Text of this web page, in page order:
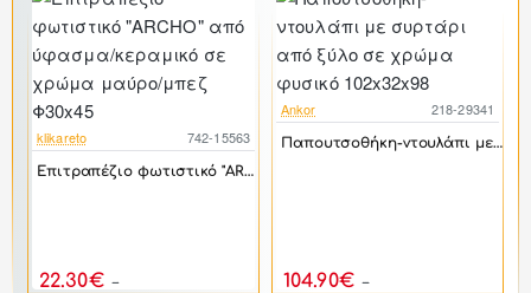
-17%
klikareto 742-15563
Επιτραπέζιο φωτιστικό "ARCHO" από ύφασμα/κεραμικό σε χρώμα μαύρο/μπεζ Φ30x45
22.30€
-17%
Ankor 218-29341
Παπουτσοθήκη-ντουλάπι με συρτάρι από ξύλο σε χρώμα φυσικό 102x32x98
104.90€